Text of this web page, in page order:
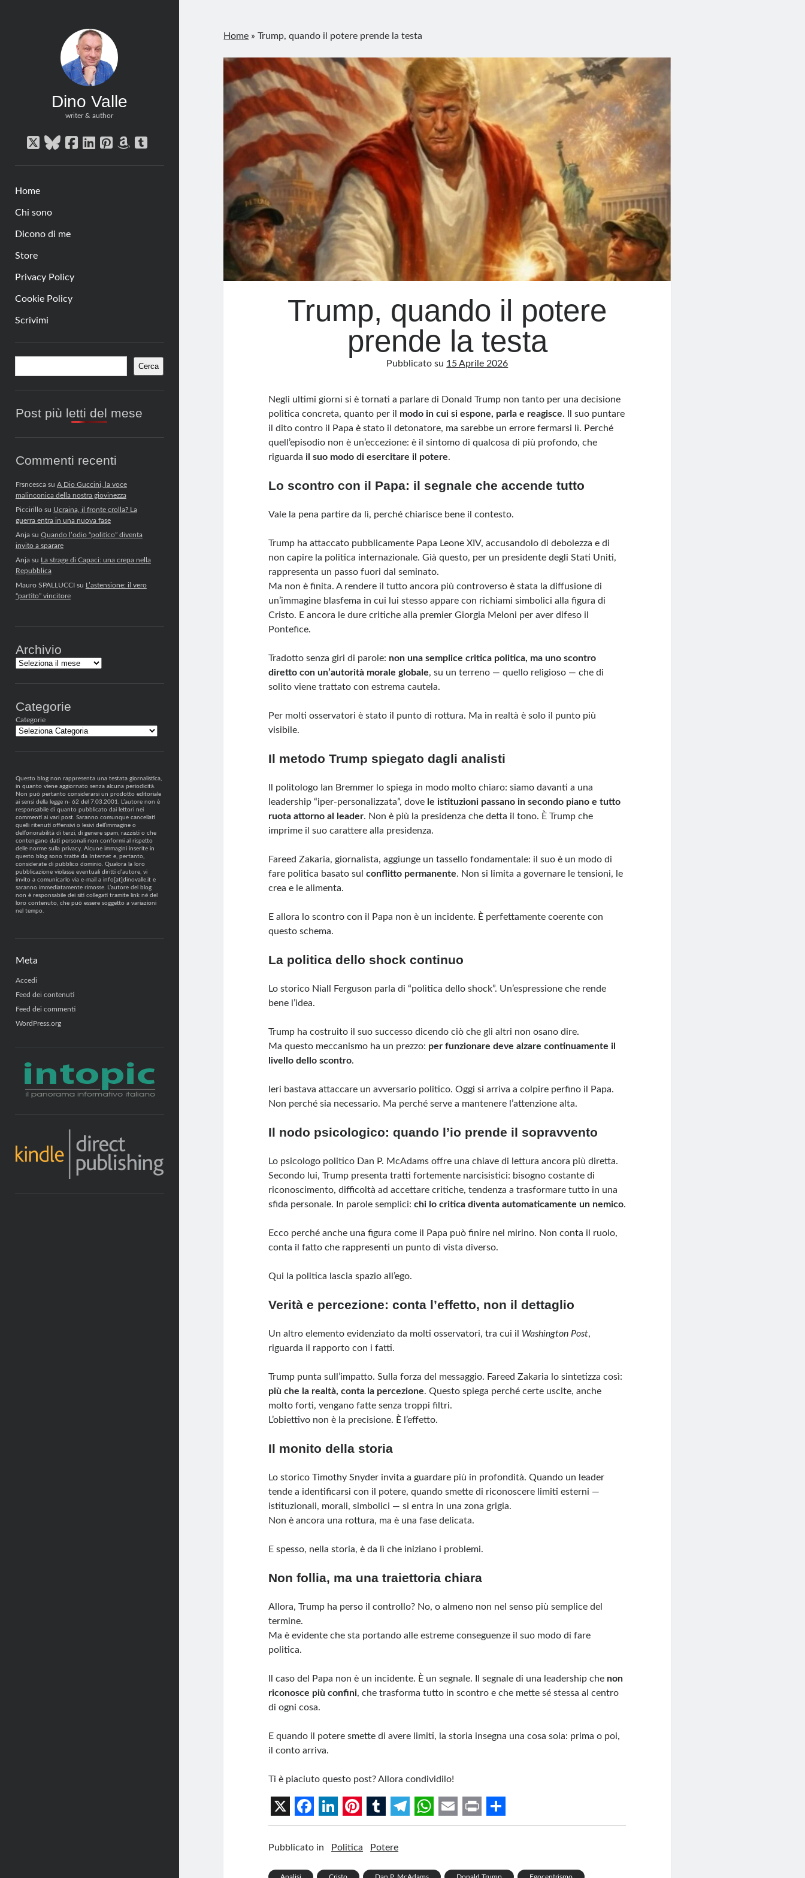
Dino Valle
writer & author
twitterbluesky
facebook
linkedin
pinterest
amazon
tumblr
Home
Chi sono
Dicono di me
Store
Privacy Policy
Cookie Policy
Scrivimi
Barra
laterale
Cerca
Post più letti del mese
Commenti recenti
Frsncescasu A Dio Guccini, la voce
malinconica della nostra giovinezza
Piccirillosu Ucraina, il fronte crolla? La
guerra entra in una nuova fase
Anjasu Quando l’odio “politico” diventa
invito a sparare
Anjasu La strage di Capaci: una crepa nella
Repubblica
Mauro SPALLUCCIsu L’astensione: il vero
“partito” vincitore
Archivio
Archivi
Categorie
Categorie
Questo blog non rappresenta una testata giornalistica,
in quanto viene aggiornato senza alcuna periodicità.
Non può pertanto considerarsi un prodotto editoriale
ai sensi della legge n· 62 del 7.03.2001. L’autore non è
responsabile di quanto pubblicato dai lettori nei
commenti ai vari post. Saranno comunque cancellati
quelli ritenuti offensivi o lesivi dell’immagine o
dell’onorabilità di terzi, di genere spam, razzisti o che
contengano dati personali non conformi al rispetto
delle norme sulla privacy. Alcune immagini inserite in
questo blog sono tratte da Internet e, pertanto,
considerate di pubblico dominio. Qualora la loro
pubblicazione violasse eventuali diritti d’autore, vi
invito a comunicarlo via e-mail a info[at]dinovalle.it e
saranno immediatamente rimosse. L’autore del blog
non è responsabile dei siti collegati tramite link né del
loro contenuto, che può essere soggetto a variazioni
nel tempo.
Meta
Accedi
Feed dei contenuti
Feed dei commenti
WordPress.org
Home »Trump, quando il potere prende la testa
Trump, quando il potere
prende la testa
Pubblicato su 15 Aprile 2026
Negli ultimi giorni si è tornati a parlare di Donald Trump non tanto per una decisione
politica concreta, quanto per il modo in cui si espone, parla e reagisce. Il suo puntare
il dito contro il Papa è stato il detonatore, ma sarebbe un errore fermarsi lì. Perché
quell’episodio non è un’eccezione: è il sintomo di qualcosa di più profondo, che
riguardail suo modo di esercitare il potere.
Lo scontro con il Papa: il segnale che accende tutto
Vale la pena partire da lì, perché chiarisce bene il contesto.
Trump ha attaccato pubblicamente Papa Leone XIV, accusandolo di debolezza e di
non capire la politica internazionale. Già questo, per un presidente degli Stati Uniti,
rappresenta un passo fuori dal seminato.
Ma non è finita. A rendere il tutto ancora più controverso è stata la diffusione di
un’immagine blasfema in cui lui stesso appare con richiami simbolici alla figura di
Cristo. E ancora le dure critiche alla premier Giorgia Meloni per aver difeso il
Pontefice.
Tradotto senza giri di parole: non una semplice critica politica, ma uno scontro
diretto con un’autorità morale globale, su un terreno — quello religioso — che di
solito viene trattato con estrema cautela.
Per molti osservatori è stato il punto di rottura. Ma in realtà è solo il punto più
visibile.
Il metodo Trump spiegato dagli analisti
Il politologo Ian Bremmer lo spiega in modo molto chiaro: siamo davanti a una
leadership “iper-personalizzata”, dove le istituzioni passano in secondo piano e tutto
ruota attorno al leader. Non è più la presidenza che detta il tono. È Trump che
imprime il suo carattere alla presidenza.
Fareed Zakaria, giornalista, aggiunge un tassello fondamentale: il suo è un modo di
fare politica basato sulconflitto permanente. Non si limita a governare le tensioni, le
crea e le alimenta.
E allora lo scontro con il Papa non è un incidente. È perfettamente coerente con
questo schema.
La politica dello shock continuo
Lo storico Niall Ferguson parla di “politica dello shock”. Un’espressione che rende
bene l’idea.
Trump ha costruito il suo successo dicendo ciò che gli altri non osano dire.
Ma questo meccanismo ha un prezzo: per funzionare deve alzare continuamente il
livello dello scontro.
Ieri bastava attaccare un avversario politico. Oggi si arriva a colpire perfino il Papa.
Non perché sia necessario. Ma perché serve a mantenere l’attenzione alta.
Il nodo psicologico: quando l’io prende il sopravvento
Lo psicologo politico Dan P. McAdams offre una chiave di lettura ancora più diretta.
Secondo lui, Trump presenta tratti fortemente narcisistici: bisogno costante di
riconoscimento, difficoltà ad accettare critiche, tendenza a trasformare tutto in una
sfida personale. In parole semplici:chi lo critica diventa automaticamente un nemico.
Ecco perché anche una figura come il Papa può finire nel mirino. Non conta il ruolo,
conta il fatto che rappresenti un punto di vista diverso.
Qui la politica lascia spazio all’ego.
Verità e percezione: conta l’effetto, non il dettaglio
Un altro elemento evidenziato da molti osservatori, tra cui il Washington Post,
riguarda il rapporto con i fatti.
Trump punta sull’impatto. Sulla forza del messaggio. Fareed Zakaria lo sintetizza così:
più che la realtà, conta la percezione. Questo spiega perché certe uscite, anche
molto forti, vengano fatte senza troppi filtri.
L’obiettivo non è la precisione. È l’effetto.
Il monito della storia
Lo storico Timothy Snyder invita a guardare più in profondità. Quando un leader
tende a identificarsi con il potere, quando smette di riconoscere limiti esterni —
istituzionali, morali, simbolici — si entra in una zona grigia.
Non è ancora una rottura, ma è una fase delicata.
E spesso, nella storia, è da lì che iniziano i problemi.
Non follia, ma una traiettoria chiara
Allora, Trump ha perso il controllo? No, o almeno non nel senso più semplice del
termine.
Ma è evidente che sta portando alle estreme conseguenze il suo modo di fare
politica.
Il caso del Papa non è un incidente. È un segnale. Il segnale di una leadership che non
riconosce più confini, che trasforma tutto in scontro e che mette sé stessa al centro
di ogni cosa.
E quando il potere smette di avere limiti, la storia insegna una cosa sola: prima o poi,
il conto arriva.
Ti è piaciuto questo post? Allora condividilo!
X F
a
L
i
P
i
T
u
T
e
W E
P
S
Pubblicato in Politica Potere